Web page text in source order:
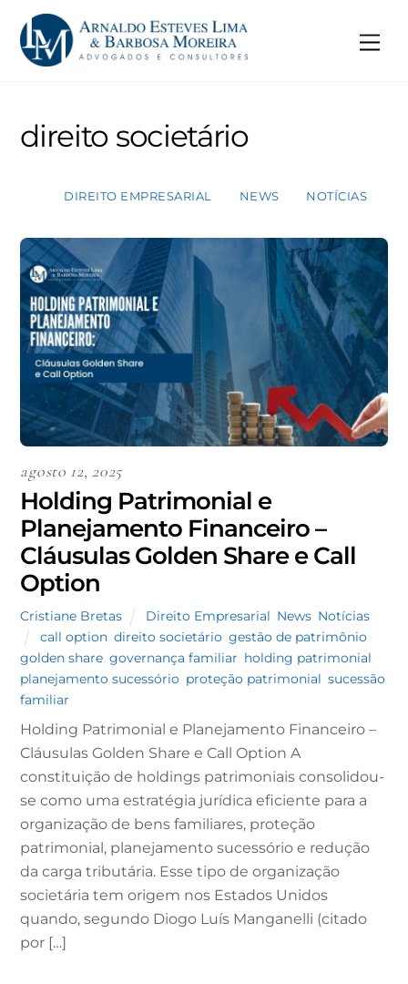
content
direito societário
DIREITO EMPRESARIAL NEWS NOTÍCIAS
agosto 12, 2025
Holding Patrimonial e
Planejamento Financeiro –
Cláusulas Golden Share e Call
Option
Cristiane Bretas Direito Empresarial News, Notícias
call option, direito societário, gestão de patrimônio,
golden share ,governança familiar holding patrimonial
planejamento sucessório proteção patrimonial ,sucessão
familiar
Holding Patrimonial e Planejamento Financeiro –
Cláusulas Golden Share e Call Option A
constituição de holdings patrimoniais consolidou-
se como uma estratégia jurídica eficiente para a
organização de bens familiares, proteção
patrimonial, planejamento sucessório e redução
da carga tributária. Esse tipo de organização
societária tem origem nos Estados Unidos
quando, segundo Diogo Luís Manganelli (citado
por […]